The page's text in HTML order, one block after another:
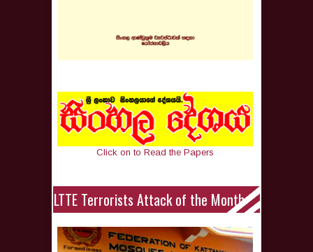
Click on to Read the Papers
LTTE Terrorists Attack of the Month